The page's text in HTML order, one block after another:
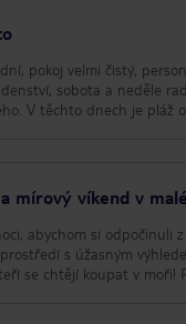
pokoj velmi čistý,
sobota a neděle
V těchto dnech je pláž
mírový víkend v
abychom si odpočinuli
s úžasným
se chtějí koupat v moři!